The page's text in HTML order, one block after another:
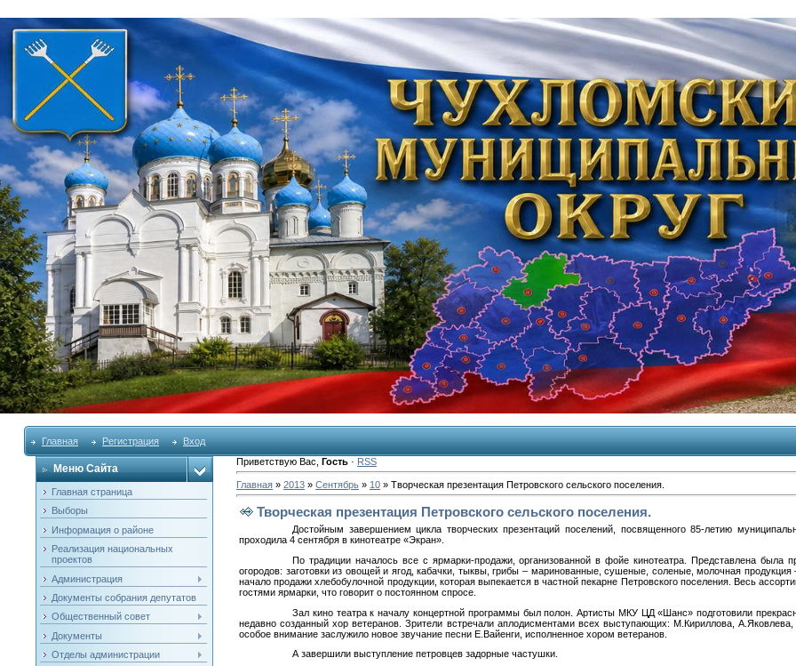
Главная Регистрация Вход
Меню Сайта
Главная страница
Выборы
Информация о районе
Реализация национальных
проектов
Администрация
Документы собрания депутатов
Общественный совет
Документы
Отделы администрации
Приветствую Вас Гость· RSS
Главная» 2013 » Сентябрь » 10» Творческая презентация Петровского сельского поселения.
Творческая презентация Петровского сельского поселения.
Достойным завершением цикла творческих презентаций поселений, посвященного 85-летию
проходила 4 сентября в кинотеатре «Экран».
По традиции началось все с ярмарки-продажи, организованной в фойе кинотеатра. Представлена была
огородов: заготовки из овощей и ягод, кабачки, тыквы, грибы – маринованные, сушеные, соленые, молочная
начало продажи хлебобулочной продукции, которая выпекается в частной пекарне Петровского поселения. Весь
гостями ярмарки, что говорит о постоянном спросе.
Зал кино театра к началу концертной программы был полон. Артисты МКУ ЦД «Шанс» подготовили
недавно созданный хор ветеранов. Зрители встречали аплодисментами всех выступающих: М.Кириллова,
особое внимание заслужило новое звучание песни Е.Вайенги, исполненное хором ветеранов.
А завершили выступление петровцев задорные частушки.